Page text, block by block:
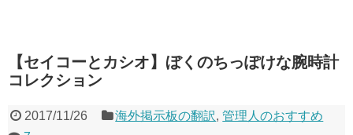
【セイコーとカシオ】ぼくのちっぽけな腕時計
コレクション
2017/11/26 海外掲示板の翻訳,管理人のおすすめ